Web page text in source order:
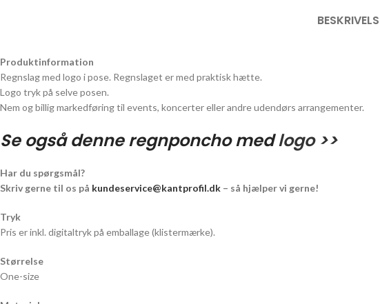
Produktinformation
Regnslag med logo i pose. Regnslaget er med praktisk hætte.
Logo tryk på selve posen.
Nem og billig markedføring til events, koncerter eller andre udendørs arrangementer.
Se også denne regnponcho medlogo >>
Har du spørgsmål?
Skriv gerne til os på kundeservice@kantprofil.dk – så hjælper vi gerne!
Tryk
Pris er inkl. digitaltryk på emballage (klistermærke).
Størrelse
One-size